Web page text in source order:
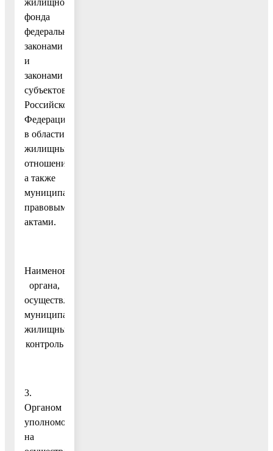
фонда
федеральными
законами
и
законами
субъектов
Российской
Федерации
в области
жилищных
отношений,
а также
муниципальными
правовыми
актами.
Наименование
органа,
осуществляющего
муниципальный
жилищный
контроль
3.
Органом
уполномоченным
на